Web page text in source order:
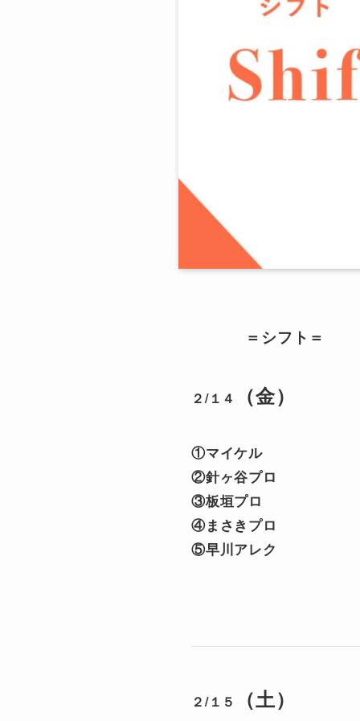
＝シフト＝
２/１４ （金）
①マイケル
②針ヶ谷プロ
③板垣プロ
④まさきプロ
⑤早川アレク
２/１５ （土）